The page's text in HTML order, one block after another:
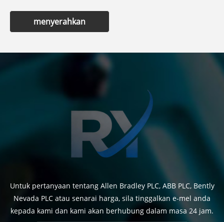
menyerahkan
Untuk pertanyaan tentang Allen Bradley PLC, ABB PLC, Bently
Nevada PLC atau senarai harga, sila tinggalkan e-mel anda
kepada kami dan kami akan berhubung dalam masa 24 jam.